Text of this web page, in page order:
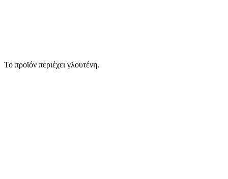
Το προϊόν περιέχει γλουτένη.